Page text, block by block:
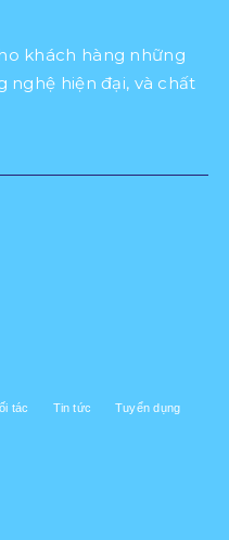
khách hàng những
nghệ hiện đại, và chất
tác Tin tức Tuyển dụng